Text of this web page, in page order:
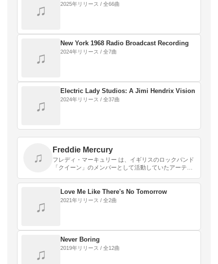
♫ 2025年リリース / 全66曲
♫
New York 1968 Radio Broadcast Recording
2024年リリース / 全7曲
♫
Electric Lady Studios: A Jimi Hendrix Vision
2024年リリース / 全37曲
♫
Freddie Mercury
フレディ・マーキュリー は、イギリスのロックバンド
「クイーン」のメンバーとして活動していたアーティ
♫
Love Me Like There's No Tomorrow
2021年リリース / 全2曲
♫
Never Boring
2019年リリース / 全12曲